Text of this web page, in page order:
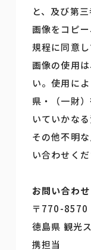
と、及び第
画像をコピ
規程に同意
画像の使用
い。使用に
県・（一財
いていかな
その他不明
い合わせくだ
お問い合わ
〒770-8570
徳島県 観光
携担当